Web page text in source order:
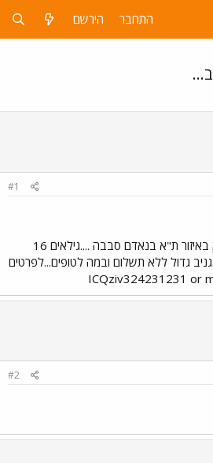
התחבר הירשם
#1
דרוש מתופף/ת להרכב רוק באיזור ת"א בנאדם סבבה ....גילאים 16
גדול ללא תשלום ובמה לטופים...לפרטים
ICQziv324231231 or
#2